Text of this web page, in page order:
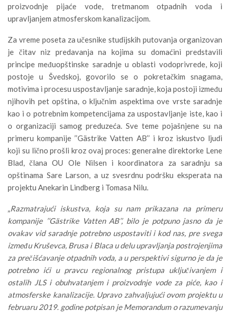
proizvodnje pijaće vode, tretmanom otpadnih voda i
upravljanjem atmosferskom kanalizacijom.
Za vreme poseta za učesnike studijskih putovanja organizovan
je čitav niz predavanja na kojima su domaćini predstavili
principe međuopštinske saradnje u oblasti vodoprivrede, koji
postoje u Švedskoj, govorilo se o pokretačkim snagama,
motivima i procesu uspostavljanje saradnje, koja postoji između
njihovih pet opština, o ključnim aspektima ove vrste saradnje
kao i o potrebnim kompetencijama za uspostavljanje iste, kao i
o organizaciji samog preduzeća. Sve teme pojašnjene su na
primeru kompanije ’’Gästrike Vatten AB’’ i kroz iskustvo ljudi
koji su lično prošli kroz ovaj proces: generalne direktorke Lene
Blad, člana OU Ole Nilsen i koordinatora za saradnju sa
opštinama Sare Larson, a uz svesrdnu podršku eksperata na
projektu Anekarin Lindberg i Tomasa Nilu.
Razmatrajući iskustva, koja su nam prikazana na primeru
kompanije ’’Gästrike Vatten AB’’, bilo je potpuno jasno da je
ovakav vid saradnje potrebno uspostaviti i kod nas, pre svega
između Kruševca, Brusa i Blaca u delu upravljanja postrojenjima
za prečišćavanje otpadnih voda, a u perspektivi sigurno je da je
potrebno ići u pravcu regionalnog pristupa uključivanjem i
ostalih JLS i obuhvatanjem i proizvodnje vode za piće, kao i
atmosferske kanalizacije. Upravo zahvaljujući ovom projektu u
februaru 2019. godine potpisan je Memorandum o razumevanju